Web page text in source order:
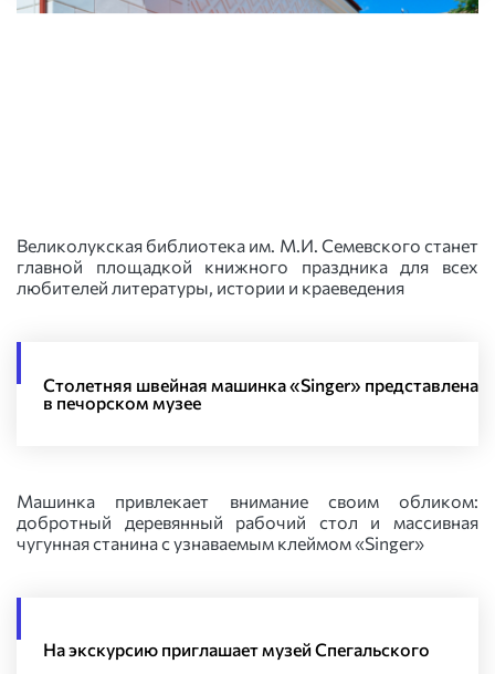
Великолукская библиотека им. М.И. Семевского станет
главной площадкой книжного праздника для всех
любителей литературы, истории и краеведения
Столетняя швейная машинка «Singer» представлена
в печорском музее
Машинка привлекает внимание своим обликом:
добротный деревянный рабочий стол и массивная
чугунная станина с узнаваемым клеймом «Singer»
На экскурсию приглашает музей Спегальского